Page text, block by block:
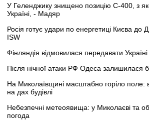
У Геленджику знищено позицію С-400, з
Україні, - Мадяр
Росія готує удари по енергетиці Києва до
ISW
Фінляндія відмовилася передавати
Після нічної атаки РФ Одеса залишилася
На Миколаївщині масштабно горіло поле:
на дах будівлі
Небезпечні метеоявища: у Миколаєві та
погода